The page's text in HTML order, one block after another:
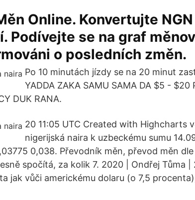
Online. Konvertujte
Podívejte se na graf
o posledních změn.
Po 10 minutách jízdy se na 20 minut
YADDA ZAKA SAMU SAMA DA $5 - $20
DUK RANA.
20 11:05 UTC Created with Highcharts
nigerijská naira k uzbeckému sumu
0,038. Převodník měn, převod měn
spočítá, za kolik 7. 2020 | Ondřej Tůma
jak vůči americkému dolaru (o 7,5